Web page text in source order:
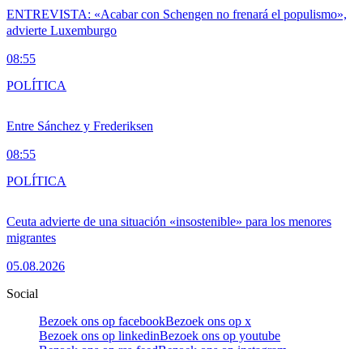
ENTREVISTA: «Acabar con Schengen no frenará el populismo»,
advierte Luxemburgo
08:55
Entre Sánchez y Frederiksen
08:55
POLÍTICA
Ceuta advierte de una situación «insostenible» para los menores
migrantes
05.08.2026
POLÍTICA
Social
Bezoek ons op facebookBezoek ons op x
Bezoek ons op linkedinBezoek ons op youtube